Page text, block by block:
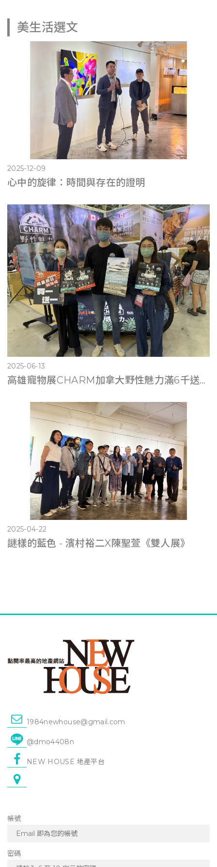
美生活選文
2025-12-09
心中的旋律：時間與存在的證明
2025-06-13
高雄寵物展CHARM加拿大野性魅力滿6千送遊艇體驗
2025-04-22
謎樣的藍色 - 濱村裕二X陳聖萱《雙人展》
1984newhouse@gmail.com
@dmo4408n
NEW HOUSE 地產平台
帳號
密碼